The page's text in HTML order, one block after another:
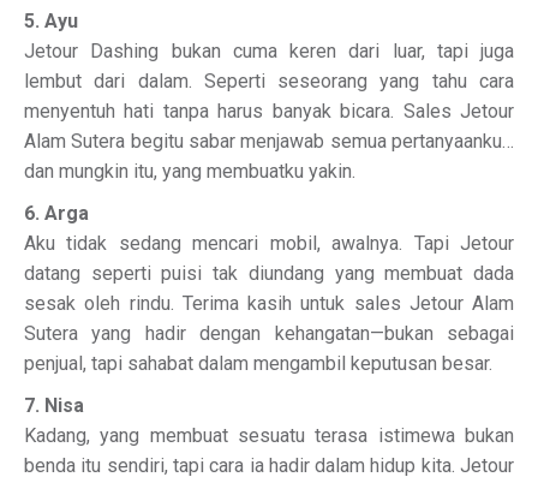
5. Ayu
Jetour Dashing bukan cuma keren dari luar, tapi juga
lembut dari dalam. Seperti seseorang yang tahu cara
menyentuh hati tanpa harus banyak bicara. Sales Jetour
Alam Sutera begitu sabar menjawab semua pertanyaanku…
dan mungkin itu, yang membuatku yakin.
6. Arga
Aku tidak sedang mencari mobil, awalnya. Tapi Jetour
datang seperti puisi tak diundang yang membuat dada
sesak oleh rindu. Terima kasih untuk sales Jetour Alam
Sutera yang hadir dengan kehangatan—bukan sebagai
penjual, tapi sahabat dalam mengambil keputusan besar.
7. Nisa
Kadang, yang membuat sesuatu terasa istimewa bukan
benda itu sendiri, tapi cara ia hadir dalam hidup kita. Jetour